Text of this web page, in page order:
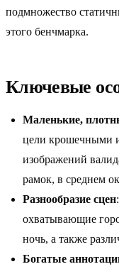
подмножество
этого бенчмарка.
Ключевые
Маленькие,
цели крошечными
изображений
рамок, в среднем
Разнообразие сцен
охватывающие
ночь, а также
Богатые